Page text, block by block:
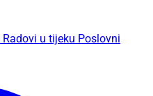
Radovi u tijeku Poslovni